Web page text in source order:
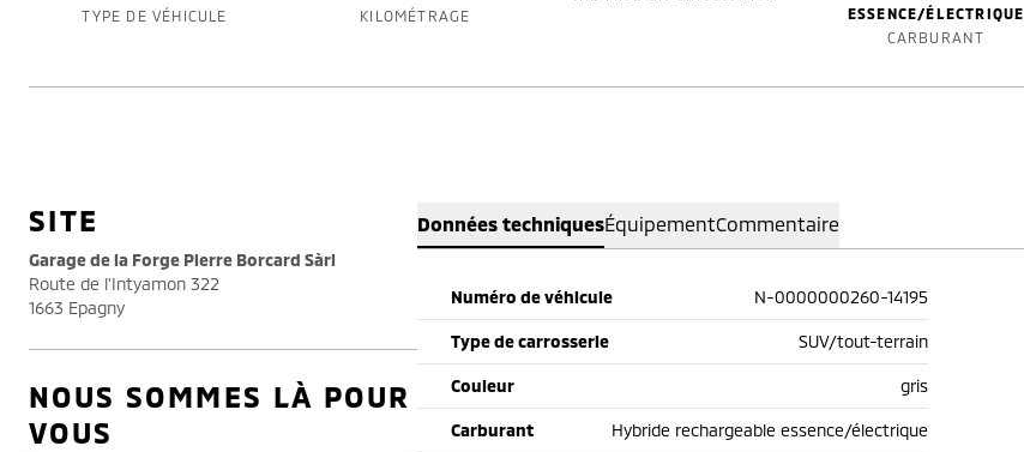
TYPE DE VÉHICULE
KILOMÉTRAGE
ESSENCE/ÉLECTRIQUE
CARBURANT
Données techniquesÉquipementCommentaire
Numéro de véhicule N-0000000260-14195
Type de carrosserie SUV/tout-terrain
Couleur gris
Carburant Hybride rechargeable essence/électrique
SITE
Garage de la Forge Pierre Borcard Sàrl
Route de l'Intyamon 322
1663 Epagny
NOUS SOMMES LÀ POUR
VOUS